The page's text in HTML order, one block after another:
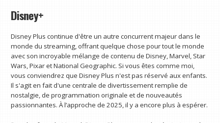
Disney+
Disney Plus continue d'être un autre concurrent majeur dans le
monde du streaming, offrant quelque chose pour tout le monde
avec son incroyable mélange de contenu de Disney, Marvel, Star
Wars, Pixar et National Geographic. Si vous êtes comme moi,
vous conviendrez que Disney Plus n'est pas réservé aux enfants.
Il s'agit en fait d'une centrale de divertissement remplie de
nostalgie, de programmation originale et de nouveautés
passionnantes. À l’approche de 2025, il y a encore plus à espérer.